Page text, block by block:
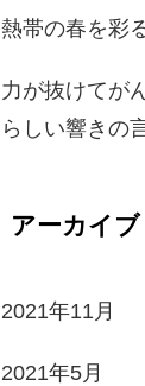
熱帯の春を彩
力が抜けてが
らしい響きの
アーカイブ
2021年11月
2021年5月